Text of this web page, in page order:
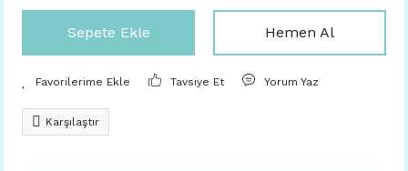
Sepete Ekle Hemen Al
Tavsiye Et Yorum Yaz
Karşılaştır